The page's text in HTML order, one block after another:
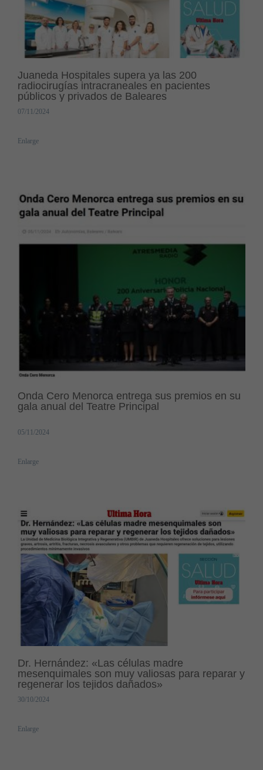
Juaneda Hospitales supera ya las 200
radiocirugías intracraneales en pacientes
públicos y privados de Baleares
07/11/2024
Enlarge
Onda Cero Menorca entrega sus premios en su
gala anual del Teatre Principal
05/11/2024
Enlarge
Dr. Hernández: «Las células madre
mesenquimales son muy valiosas para reparar y
regenerar los tejidos dañados»
30/10/2024
Enlarge